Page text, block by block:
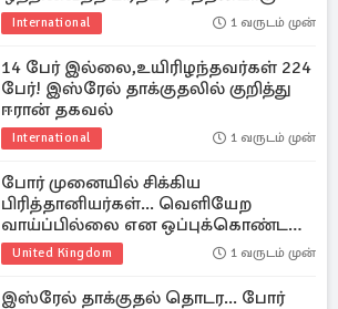
International 1 வருடம் முன்
14 பேர் இல்லை,உயிரிழந்தவர்கள் 224
பேர்! இஸ்ரேல் தாக்குதலில் குறித்து
ஈரான் தகவல்
International 1 வருடம் முன்
போர் முனையில் சிக்கிய
பிரித்தானியர்கள்... வெளியேற
வாய்ப்பில்லை என ஒப்புக்கொண்ட
இஸ்ரேல்
United Kingdom 1 வருடம் முன்
இஸ்ரேல் தாக்குதல் தொடர... போர்